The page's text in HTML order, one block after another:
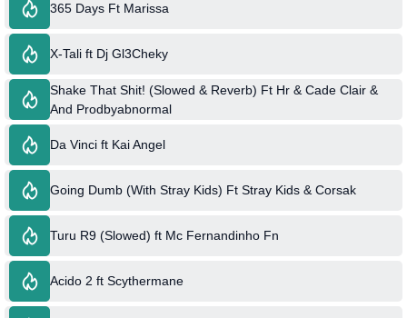
365 Days Ft Marissa
X-Tali ft Dj Gl3Cheky
Shake That Shit! (Slowed & Reverb) Ft Hr & Cade Clair &
And Prodbyabnormal
Da Vinci ft Kai Angel
Going Dumb (With Stray Kids) Ft Stray Kids & Corsak
Turu R9 (Slowed) ft Mc Fernandinho Fn
Acido 2 ft Scythermane